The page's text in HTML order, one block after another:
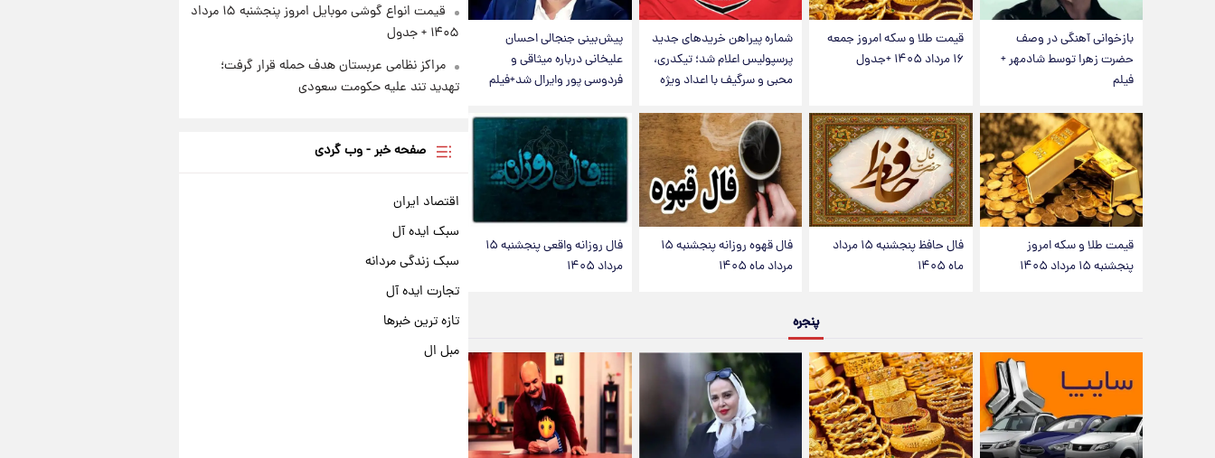
بازخوانی آهنگی در وصف
حضرت زهرا توسط شادمهر +
فیلم
قیمت طلا و سکه امروز جمعه
۱۶ مرداد ۱۴۰۵ +جدول
شماره پیراهن خریدهای جدید
پرسپولیس اعلام شد؛ تیکدری،
محبی و سرگیف با اعداد ویژه
پیش‌بینی جنجالی احسان
علیخانی درباره میثاقی و
فردوسی پور وایرال شد+فیلم
قیمت طلا و سکه امروز
پنجشنبه ۱۵ مرداد ۱۴۰۵
فال حافظ پنجشنبه ۱۵ مرداد
ماه ۱۴۰۵
فال قهوه روزانه پنجشنبه ۱۵
مرداد ماه ۱۴۰۵
فال روزانه واقعی پنجشنبه ۱۵
مرداد ۱۴۰۵
پنجره
قیمت انواع گوشی موبایل امروز پنجشنبه ۱۵ مرداد
۱۴۰۵ + جدول
مراکز نظامی عربستان هدف حمله قرار گرفت؛
تهدید تند علیه حکومت سعودی
صفحه خبر - وب گردی
اقتصاد ایران
سبک ایده آل
سبک زندگی مردانه
تجارت ایده آل
تازه ترین خبرها
مبل ال